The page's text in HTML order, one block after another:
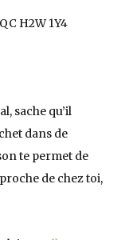
H2W 1Y4
sache qu’il
dans de
te permet de
de chez toi,